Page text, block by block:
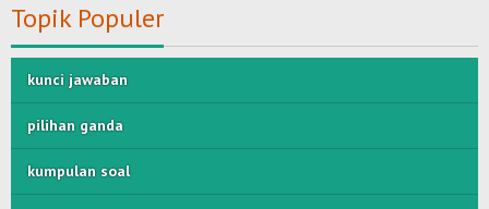
Topik Populer
kunci jawaban
pilihan ganda
kumpulan soal